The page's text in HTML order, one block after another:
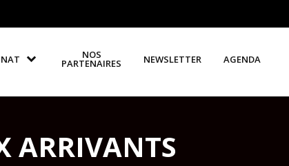
NOS
PARTENAIRES NEWSLETTER AGENDA
ARRIVANTS